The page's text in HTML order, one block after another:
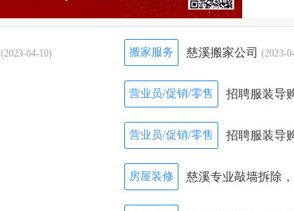
(2023-04-10) 搬家服务 慈溪搬家公司 (2023-
营业员/促销/零售 招聘服装导
营业员/促销/零售 招聘服装导
房屋装修 慈溪专业敲墙拆除